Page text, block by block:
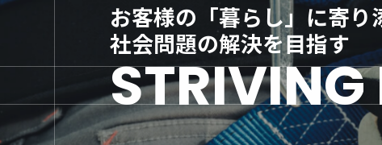
お客様の「暮らし」に寄り
社会問題の解決を目指す